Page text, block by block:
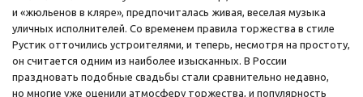
и «жюльенов в кляре», предпочиталась живая, веселая музыка
уличных исполнителей. Со временем правила торжества в стиле
Рустик отточились устроителями, и теперь, несмотря на простоту,
он считается одним из наиболее изысканных. В России
праздновать подобные свадьбы стали сравнительно недавно,
но многие уже оценили атмосферу торжества, и популярность